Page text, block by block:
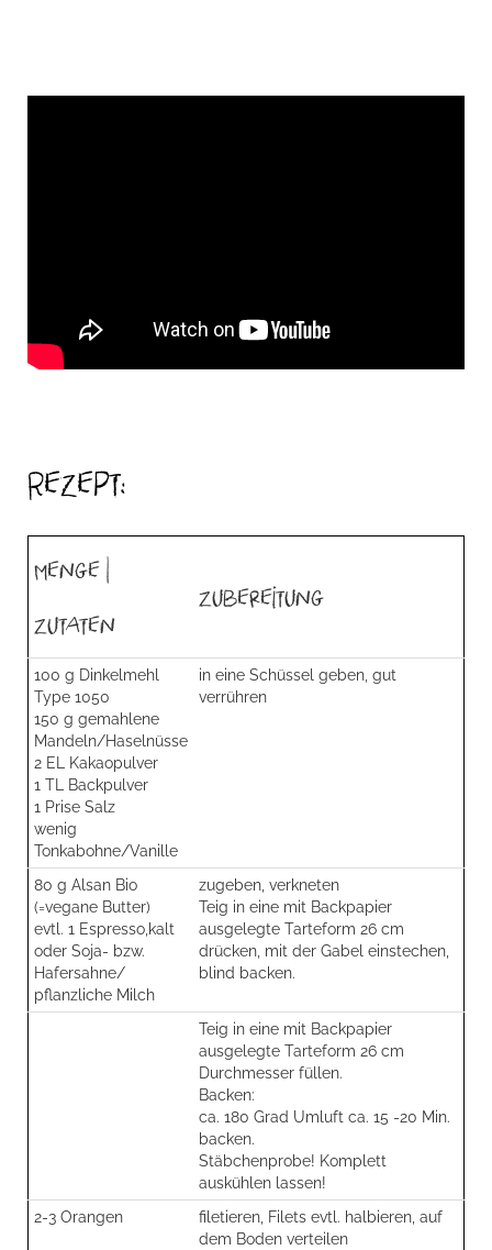
Rezept:
Menge |
Zutaten
Zubereitung
100 g Dinkelmehl
Type 1050
150 g gemahlene
Mandeln/Haselnüsse
2 EL Kakaopulver
1 TL Backpulver
1 Prise Salz
wenig
Tonkabohne/Vanille
in eine Schüssel geben, gut
verrühren
80 g Alsan Bio
(=vegane Butter)
evtl. 1 Espresso,kalt
oder Soja- bzw.
Hafersahne/
pflanzliche Milch
zugeben, verkneten
Teig in eine mit Backpapier
ausgelegte Tarteform 26 cm
drücken, mit der Gabel einstechen,
blind backen.
Teig in eine mit Backpapier
ausgelegte Tarteform 26 cm
Durchmesser füllen.
Backen:
ca. 180 Grad Umluft ca. 15 -20 Min.
backen.
Stäbchenprobe! Komplett
auskühlen lassen!
2-3 Orangen
filetieren, Filets evtl. halbieren, auf
dem Boden verteilen